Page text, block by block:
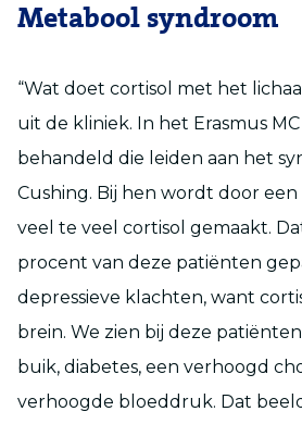
Metabool syndroom
“Wat doet cortisol met het
uit de kliniek. In het Erasmus
behandeld die leiden aan het
Cushing. Bij hen wordt door
veel te veel cortisol gemaakt.
procent van deze patiënten
depressieve klachten, want
brein. We zien bij deze
buik, diabetes, een verhoogd
verhoogde bloeddruk. Dat